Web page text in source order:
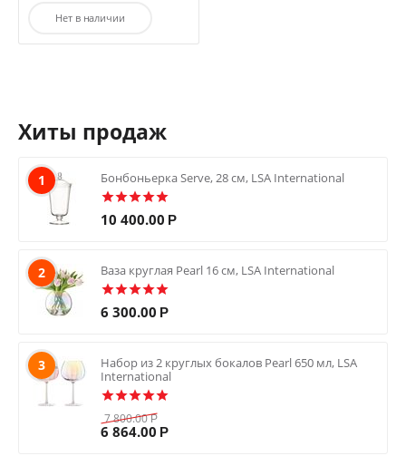
Нет в наличии
Хиты продаж
1 Бонбоньерка Serve, 28 см, LSA International
10 400.00 Р
2 Ваза круглая Pearl 16 см, LSA International
6 300.00 Р
3
Набор из 2 круглых бокалов Pearl 650 мл, LSA
International
7 800.00 Р
6 864.00 Р